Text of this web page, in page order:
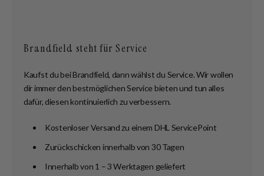
Brandfield steht für Service
Kaufst du bei Brandfield, dann wählst du Service. Wir wollen
dir immer den bestmöglichen Service bieten und tun alles
dafür, diesen kontinuierlich zu verbessern.
Kostenloser Versand zu einem DHL ServicePoint
Zurückschicken innerhalb von 30 Tagen
Innerhalb von 1 – 3 Werktagen geliefert